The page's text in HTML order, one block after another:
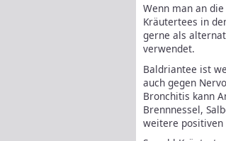
Wenn man an
Kräutertees in
gerne als
verwendet.
Baldriantee ist
auch gegen
Bronchitis kann
Brennnessel,
weitere positiven